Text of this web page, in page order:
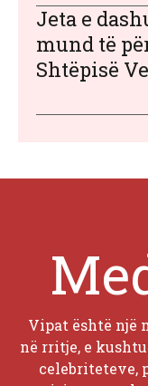
Jeta e
mund të
Shtëpisë
Vipat është një
në rritje, e
celebriteteve,